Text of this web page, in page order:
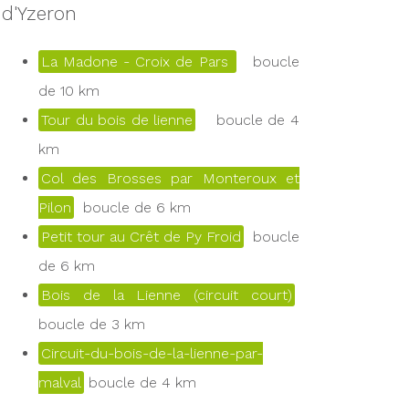
d'Yzeron
La Madone - Croix de Pars
boucle
de 10 km
Tour du bois de lienne
boucle de 4
km
Col des Brosses par Monteroux et
Pilon
boucle de 6 km
Petit tour au Crêt de Py Froid
boucle
de 6 km
Bois de la Lienne (circuit court)
boucle de 3 km
Circuit-du-bois-de-la-lienne-par-
malval boucle de 4 km